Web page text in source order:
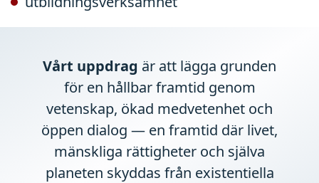
Vårt uppdrag är att lägga grunden
för en hållbar framtid genom
vetenskap, ökad medvetenhet och
öppen dialog — en framtid där livet,
mänskliga rättigheter och själva
planeten skyddas från existentiella